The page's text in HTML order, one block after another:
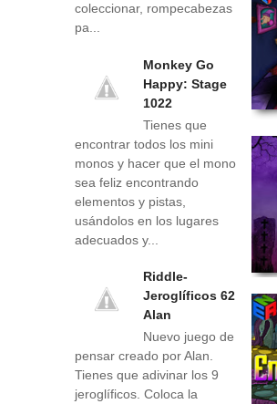
coleccionar, rompecabezas
pa...
Monkey Go
Happy: Stage
1022
Tienes que
encontrar todos los mini
monos y hacer que el mono
sea feliz encontrando
elementos y pistas,
usándolos en los lugares
adecuados y...
Riddle-
Jeroglíficos 62
Alan
Nuevo juego de
pensar creado por Alan.
Tienes que adivinar los 9
jeroglíficos. Coloca la